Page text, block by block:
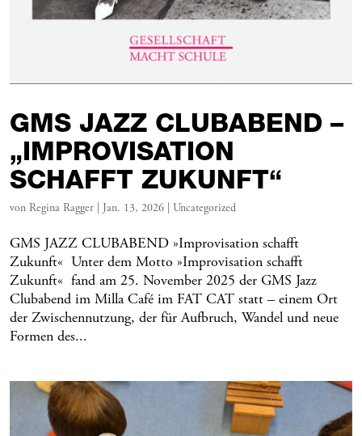
GMS JAZZ CLUBABEND –
„IMPROVISATION
SCHAFFT ZUKUNFT“
von Regina Ragger Jan. 13, 2026 Uncategorized
GMS JAZZ CLUBABEND »Improvisation schafft
Zukunft« Unter dem Motto »Improvisation schafft
Zukunft« fand am 25. November 2025 der GMS Jazz
Clubabend im Milla Café im FAT CAT statt – einem Ort
der Zwischennutzung, der für Aufbruch, Wandel und neue
Formen des...